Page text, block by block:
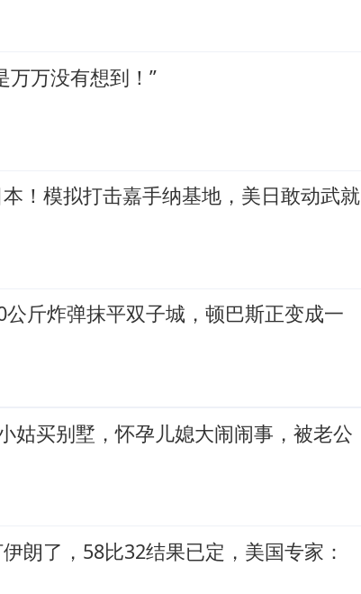
万万没有想到！”
！模拟打击嘉手纳基地，美日敢动武就
公斤炸弹抹平双子城，顿巴斯正变成一
姑买别墅，怀孕儿媳大闹闹事，被老公
朗了，58比32结果已定，美国专家：